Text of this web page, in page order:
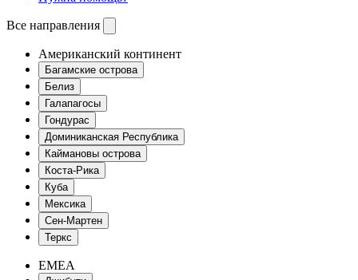
Все направления
Американский континент
Багамские острова
Белиз
Галапагосы
Гондурас
Доминиканская Республика
Каймановы острова
Коста-Рика
Куба
Мексика
Сен-Мартен
Теркс
EMEA